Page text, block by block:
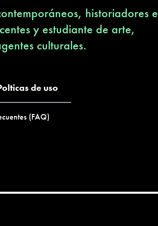
historiadores e
y estudiante de arte,
culturales.
de uso
(FAQ)